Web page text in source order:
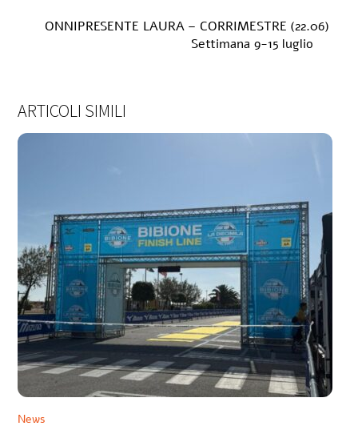
ONNIPRESENTE LAURA – CORRIMESTRE (22.06)
Settimana 9-15 luglio
ARTICOLI SIMILI
News